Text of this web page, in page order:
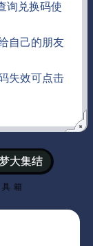
询兑换码使
自己的朋友
失效可点击
大集结
箱